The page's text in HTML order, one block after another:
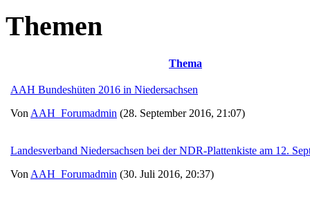
Themen
Thema
AAH Bundeshüten 2016 in Niedersachsen
Von AAH_Forumadmin (28. September 2016, 21:07)
Landesverband Niedersachsen bei der NDR-Plattenkiste am 12.
Von AAH_Forumadmin (30. Juli 2016, 20:37)